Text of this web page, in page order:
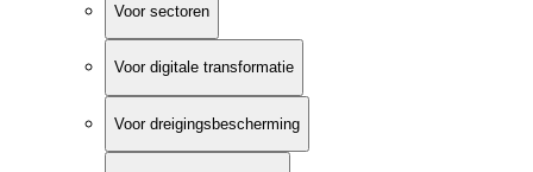
Voor sectoren
Voor digitale transformatie
Voor dreigingsbescherming